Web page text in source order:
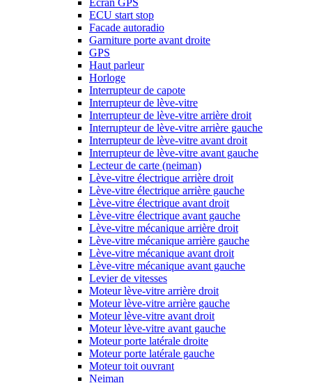
Ecran GPS
ECU start stop
Facade autoradio
Garniture porte avant droite
GPS
Haut parleur
Horloge
Interrupteur de capote
Interrupteur de lève-vitre
Interrupteur de lève-vitre arrière droit
Interrupteur de lève-vitre arrière gauche
Interrupteur de lève-vitre avant droit
Interrupteur de lève-vitre avant gauche
Lecteur de carte (neiman)
Lève-vitre électrique arrière droit
Lève-vitre électrique arrière gauche
Lève-vitre électrique avant droit
Lève-vitre électrique avant gauche
Lève-vitre mécanique arrière droit
Lève-vitre mécanique arrière gauche
Lève-vitre mécanique avant droit
Lève-vitre mécanique avant gauche
Levier de vitesses
Moteur lève-vitre arrière droit
Moteur lève-vitre arrière gauche
Moteur lève-vitre avant droit
Moteur lève-vitre avant gauche
Moteur porte latérale droite
Moteur porte latérale gauche
Moteur toit ouvrant
Neiman